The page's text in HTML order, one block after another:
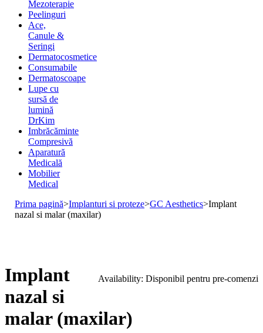
Mezoterapie
Peelinguri
Ace,
Canule &
Seringi
Dermatocosmetice
Consumabile
Dermatoscoape
Lupe cu
sursă de
lumină
DrKim
Imbrăcăminte
Compresivă
Aparatură
Medicală
Mobilier
Medical
Prima pagină>Implanturi si proteze>GC Aesthetics>Implant
nazal si malar (maxilar)
Availability: Disponibil pentru pre-comenzi
Implant
nazal si
malar (maxilar)